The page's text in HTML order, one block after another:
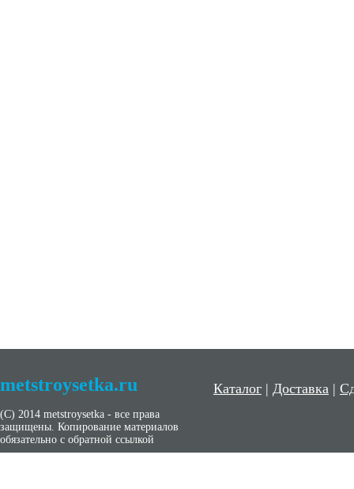
metstroysetka.ru
(С) 2014 metstroysetka - все права
защищены. Копирование материалов
обязательно с обратной ссылкой
Каталог | Доставка |